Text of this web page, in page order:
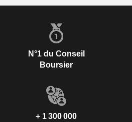
N°1 du Conseil
Boursier
+ 1 300 000